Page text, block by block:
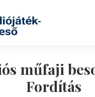
műfaji
Fordítás